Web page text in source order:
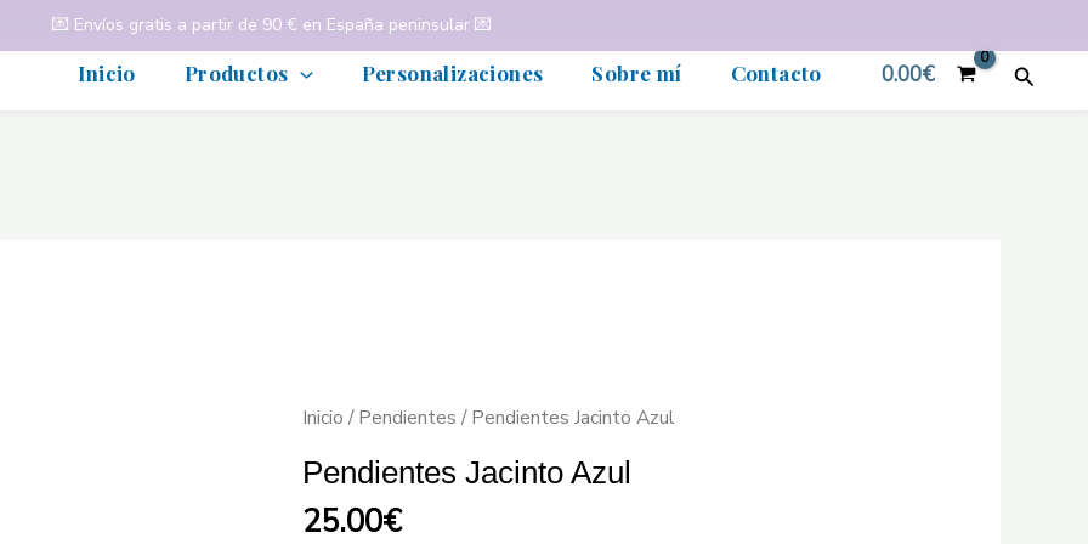
💌 Envíos gratis a partir de 90 € en España peninsular 💌
Inicio Productos Personalizaciones Sobre mí Contacto 0.00€ Buscar
Inicio /Pendientes / Pendientes Jacinto Azul
Pendientes Jacinto Azul
25.00€